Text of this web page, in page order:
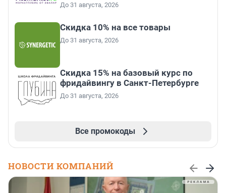
До 31 августа, 2026
Скидка 10% на все товары
До 31 августа, 2026
Скидка 15% на базовый курс по
фридайвингу в Санкт-Петербурге
До 31 августа, 2026
Все промокоды
НОВОСТИ КОМПАНИЙ